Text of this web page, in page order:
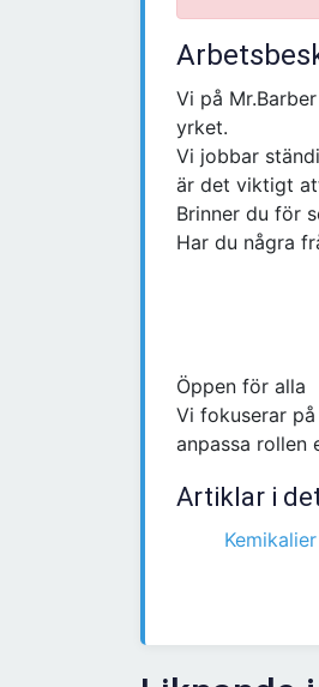
Vi på
yrket.
Vi jobbar
är det viktigt
Brinner du för
Har du några
Öppen för alla
Vi fokuserar
anpassa rollen
Artiklar i